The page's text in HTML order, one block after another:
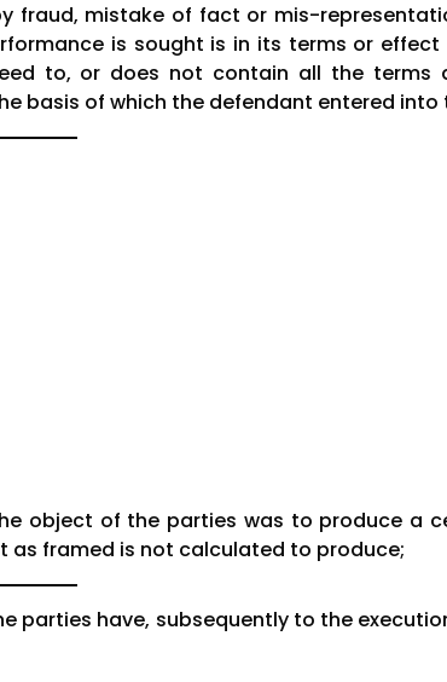
fraud, mistake of fact or mis-
is sought is in its terms or
to, or does not contain all the terms
basis of which the defendant entered
object of the parties was to produce a
as framed is not calculated to produce;
parties have, subsequently to the